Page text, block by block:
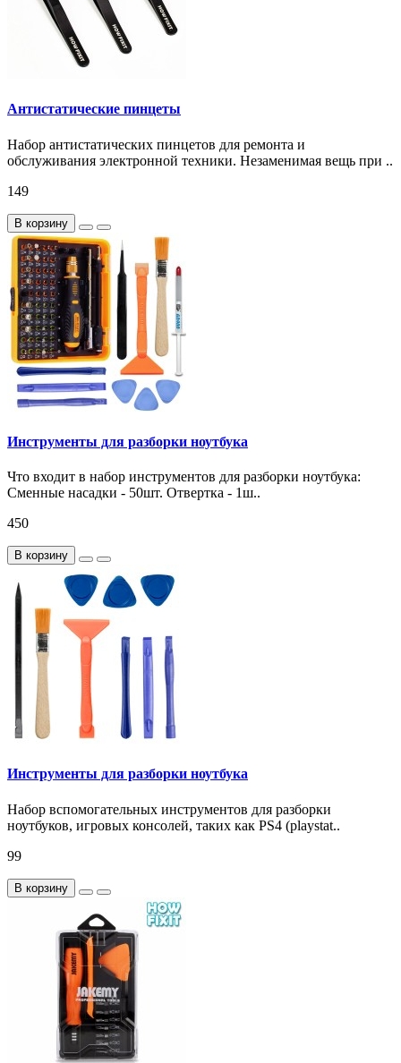
Антистатические пинцеты
Набор антистатических пинцетов для ремонта и
обслуживания электронной техники. Незаменимая вещь при ..
149
В корзину
Инструменты для разборки ноутбука
Что входит в набор инструментов для разборки ноутбука:
Сменные насадки - 50шт. Отвертка - 1ш..
450
В корзину
Инструменты для разборки ноутбука
Набор вспомогательных инструментов для разборки
ноутбуков, игровых консолей, таких как PS4 (playstat..
99
В корзину